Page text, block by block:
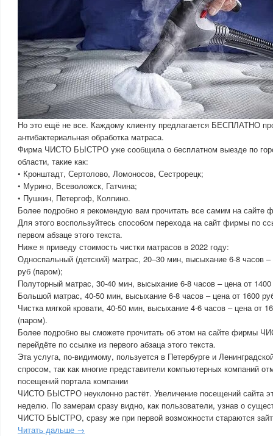
Но это ещё не все. Каждому клиенту предлагается БЕСПЛАТНО
антибактериальная обработка матраса.
Фирма ЧИСТО БЫСТРО уже сообщила о бесплатном выезде по
области, такие как:
• Кронштадт, Сертолово, Ломоносов, Сестрорецк;
• Мурино, Всеволожск, Гатчина;
• Пушкин, Петергоф, Колпино.
Более подробно я рекомендую вам прочитать все самим на
Для этого воспользуйтесь способом перехода на сайт фирмы по
первом абзаце этого текста.
Ниже я приведу стоимость чистки матрасов в 2022 году:
Односпальный (детский) матрас, 20–30 мин, высыхание 6-8 часов
руб (паром);
Полуторный матрас, 30-40 мин, высыхание 6-8 часов – цена от
Большой матрас, 40-50 мин, высыхание 6-8 часов – цена от 1600
Чистка мягкой кровати, 40-50 мин, высыхание 4-6 часов – цена от
(паром).
Более подробно вы сможете прочитать об этом на сайте фирмы
перейдёте по ссылке из первого абзаца этого текста.
Эта услуга, по-видимому, пользуется в Петербурге и
спросом, так как многие представители компьютерных компаний
посещений портала компании
ЧИСТО БЫСТРО неуклонно растёт. Увеличение посещений сайта
неделю. По замерам сразу видно, как пользователи, узнав о
ЧИСТО БЫСТРО, сразу же при первой возможности стараются
Читать дальше →